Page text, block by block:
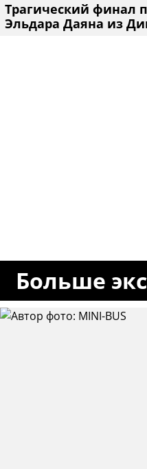
Трагический финал
Эльдара Даяна из
Больше